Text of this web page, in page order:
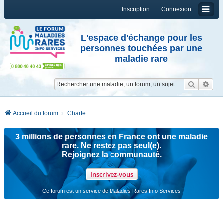
Connexion
Inscription
L'espace d'échange pour les
personnes touchées par une
maladie rare
Accueil du forum Charte
3 millions de personnes en France ont une maladie
rare. Ne restez pas seul(e).
Rejoignez la communauté.
Inscrivez-vous
Ce forum est un service de Maladies Rares Info Services